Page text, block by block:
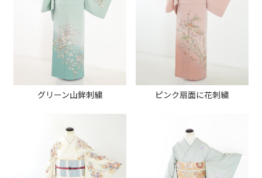
グリーン山鉾刺繍 ピンク扇面に花刺繍